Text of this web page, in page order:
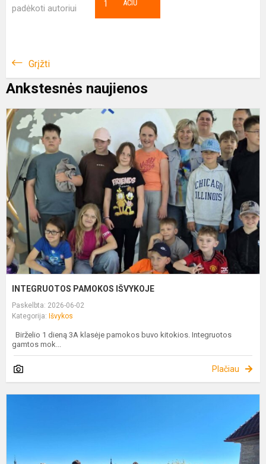
padėkoti autoriui
AČIŪ
1
Grįžti
Ankstesnės naujienos
INTEGRUOTOS PAMOKOS IŠVYKOJE
Paskelbta: 2026-06-02
Kategorija: Išvykos
Birželio 1 dieną 3A klasėje pamokos buvo kitokios. Integruotos
gamtos mok...
Plačiau